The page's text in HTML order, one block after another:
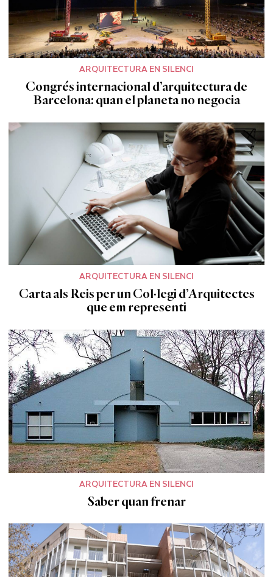
ARQUITECTURA EN SILENCI
Congrés internacional d’arquitectura de
Barcelona: quan el planeta no negocia
ARQUITECTURA EN SILENCI
Carta als Reis per un Col·legi d’Arquitectes
que em representi
ARQUITECTURA EN SILENCI
Saber quan frenar